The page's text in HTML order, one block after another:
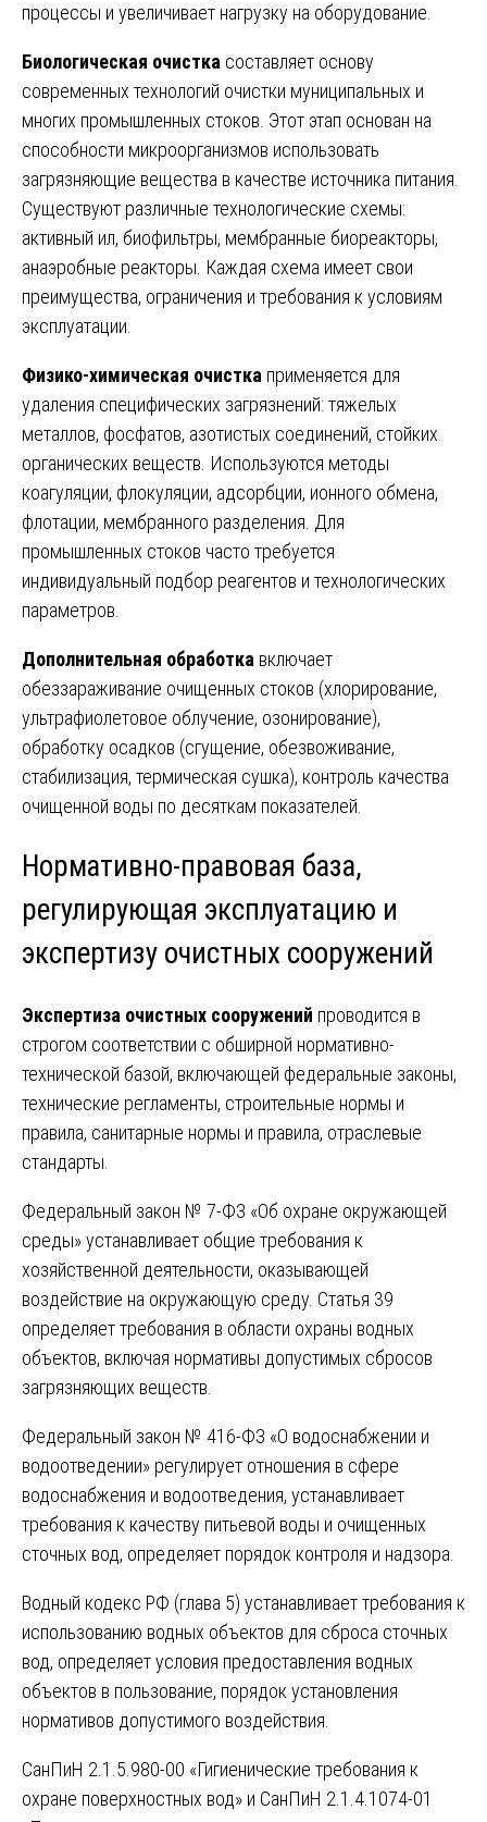
процессы и увеличивает нагрузку на оборудование.
Биологическая очистка составляет основу
современных технологий очистки муниципальных и
многих промышленных стоков. Этот этап основан на
способности микроорганизмов использовать
загрязняющие вещества в качестве источника питания.
Существуют различные технологические схемы:
активный ил, биофильтры, мембранные биореакторы,
анаэробные реакторы. Каждая схема имеет свои
преимущества, ограничения и требования к условиям
эксплуатации.
Физико-химическая очистка применяется для
удаления специфических загрязнений: тяжелых
металлов, фосфатов, азотистых соединений, стойких
органических веществ. Используются методы
коагуляции, флокуляции, адсорбции, ионного обмена,
флотации, мембранного разделения. Для
промышленных стоков часто требуется
индивидуальный подбор реагентов и технологических
параметров.
Дополнительная обработка включает
обеззараживание очищенных стоков (хлорирование,
ультрафиолетовое облучение, озонирование),
обработку осадков (сгущение, обезвоживание,
стабилизация, термическая сушка), контроль качества
очищенной воды по десяткам показателей.
Нормативно-правовая база,
регулирующая эксплуатацию и
экспертизу очистных сооружений
Экспертиза очистных сооружений проводится в
строгом соответствии с обширной нормативно-
технической базой, включающей федеральные законы,
технические регламенты, строительные нормы и
правила, санитарные нормы и правила, отраслевые
стандарты.
Федеральный закон № 7-ФЗ «Об охране окружающей
среды» устанавливает общие требования к
хозяйственной деятельности, оказывающей
воздействие на окружающую среду. Статья 39
определяет требования в области охраны водных
объектов, включая нормативы допустимых сбросов
загрязняющих веществ.
Федеральный закон № 416-ФЗ «О водоснабжении и
водоотведении» регулирует отношения в сфере
водоснабжения и водоотведения, устанавливает
требования к качеству питьевой воды и очищенных
сточных вод, определяет порядок контроля и надзора.
Водный кодекс РФ (глава 5) устанавливает требования к
использованию водных объектов для сброса сточных
вод, определяет условия предоставления водных
объектов в пользование, порядок установления
нормативов допустимого воздействия.
СанПиН 2.1.5.980-00 «Гигиенические требования к
охране поверхностных вод» и СанПиН 2.1.4.1074-01